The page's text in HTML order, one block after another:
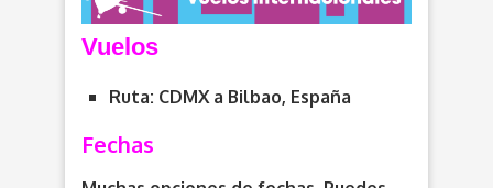
Vuelos
Ruta: CDMX a Bilbao, España
Fechas